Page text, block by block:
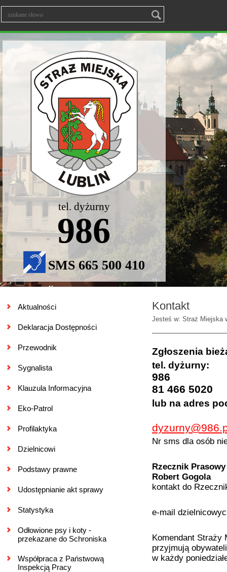
tel. dyżurny
986
SMS 665 500 410
Aktualności
Deklaracja Dostępności
Przewodnik
Sygnalista
Klauzula Informacyjna
Eko-Patrol
Profilaktyka
Dzielnicowi
Podstawy prawne
Udostępnianie akt sprawy
Statystyka
Odłowione psy i koty -
przekazane do Schroniska
Współpraca z Państwową
Inspekcją Pracy
Kontakt
Jesteś w: Straż Miejska
Zgłoszenia
tel. dyżurny:
986
81 466 5020
lub na adres
Nr sms dla osób
Rzecznik
Robert Gogola
kontakt do
e-mail
Komendant Straży
przyjmują
w każdy